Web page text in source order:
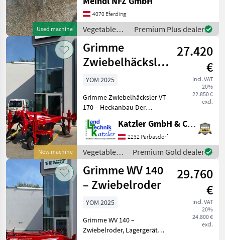
Conpexim
Show
all
MARKETPLACE
Marketplace Classifieds
Used machine
4070 Eferding
Vegetable
farming
equipment /
Sonstige
Premium Plus dealer
New machine
Grimme
Zwiebelhäcksler
VT 170
27.420
€
incl. VAT
20%
22.850 €
excl.
YOM 2025
Grimme Zwiebelhäcksler VT
170 – Heckanbau Der
leistungsstarker
Zwiebelhäcksler für den
Heckanbau mit Spurweite
1.500 mm. Ausgestattet mit
3
Katzler GmbH & Co.KG.
2232 Parbasdorf
Vegetable
farming
equipment /
Grimme
Premium Gold dealer
Grimme WV 140
– Zwiebelroder
29.760
€
incl. VAT
20%
24.800 €
excl.
YOM 2025
Grimme WV 140 –
Zwiebelroder, Lagergerät